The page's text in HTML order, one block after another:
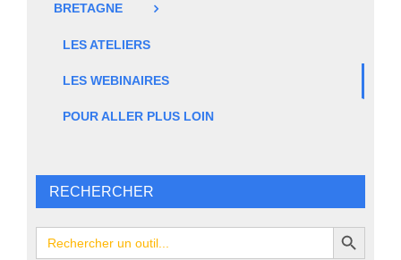
BRETAGNE
LES ATELIERS
LES WEBINAIRES
POUR ALLER PLUS LOIN
RECHERCHER
Search
for:
Search Button